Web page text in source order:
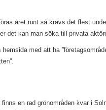
året runt så krävs det flest
det kan man söka till privata
med att ha
en rad grönområden kvar i